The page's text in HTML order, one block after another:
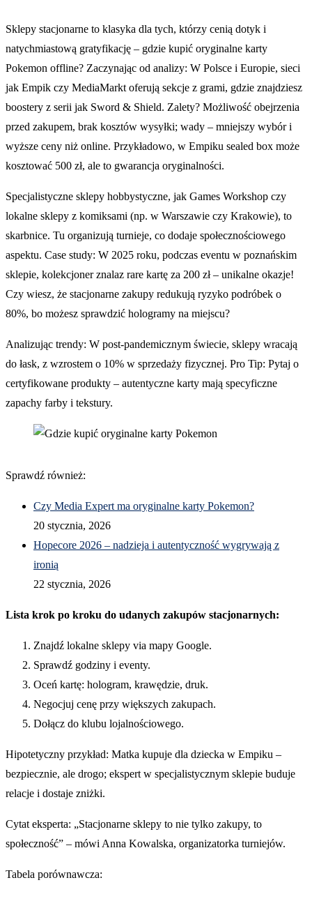
Sklepy stacjonarne to klasyka dla tych, którzy cenią dotyk i
natychmiastową gratyfikację – gdzie kupić oryginalne karty
Pokemon offline? Zaczynając od analizy: W Polsce i Europie, sieci
jak Empik czy MediaMarkt oferują sekcje z grami, gdzie znajdziesz
boostery z serii jak Sword & Shield. Zalety? Możliwość obejrzenia
przed zakupem, brak kosztów wysyłki; wady – mniejszy wybór i
wyższe ceny niż online. Przykładowo, w Empiku sealed box może
kosztować 500 zł, ale to gwarancja oryginalności.
Specjalistyczne sklepy hobbystyczne, jak Games Workshop czy
lokalne sklepy z komiksami (np. w Warszawie czy Krakowie), to
skarbnice. Tu organizują turnieje, co dodaje społecznościowego
aspektu. Case study: W 2025 roku, podczas eventu w poznańskim
sklepie, kolekcjoner znalaz rare kartę za 200 zł – unikalne okazje!
Czy wiesz, że stacjonarne zakupy redukują ryzyko podróbek o
80%, bo możesz sprawdzić hologramy na miejscu?
Analizując trendy: W post-pandemicznym świecie, sklepy wracają
do łask, z wzrostem o 10% w sprzedaży fizycznej. Pro Tip: Pytaj o
certyfikowane produkty – autentyczne karty mają specyficzne
zapachy farby i tekstury.
Sprawdź również:
Czy Media Expert ma oryginalne karty Pokemon?
20 stycznia, 2026
Hopecore 2026 – nadzieja i autentyczność wygrywają z
ironią
22 stycznia, 2026
Lista krok po kroku do udanych zakupów stacjonarnych:
Znajdź lokalne sklepy via mapy Google.
Sprawdź godziny i eventy.
Oceń kartę: hologram, krawędzie, druk.
Negocjuj cenę przy większych zakupach.
Dołącz do klubu lojalnościowego.
Hipotetyczny przykład: Matka kupuje dla dziecka w Empiku –
bezpiecznie, ale drogo; ekspert w specjalistycznym sklepie buduje
relacje i dostaje zniżki.
Cytat eksperta: „Stacjonarne sklepy to nie tylko zakupy, to
społeczność” – mówi Anna Kowalska, organizatorka turniejów.
Tabela porównawcza: